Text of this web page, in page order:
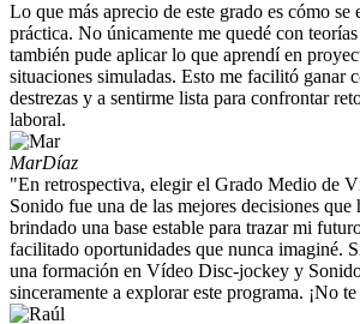
Lo que más aprecio de este grado es cómo se
práctica. No únicamente me quedé con
también pude aplicar lo que aprendí en
situaciones simuladas. Esto me facilitó ganar
destrezas y a sentirme lista para confrontar
laboral.
MarDíaz
"En retrospectiva, elegir el Grado Medio de
Sonido fue una de las mejores decisiones que
brindado una base estable para trazar mi
facilitado oportunidades que nunca imaginé.
una formación en Vídeo Disc-jockey y
sinceramente a explorar este programa. ¡No